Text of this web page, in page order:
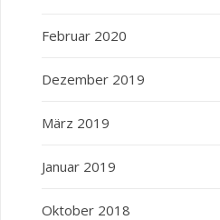
Februar 2020
Dezember 2019
März 2019
Januar 2019
Oktober 2018